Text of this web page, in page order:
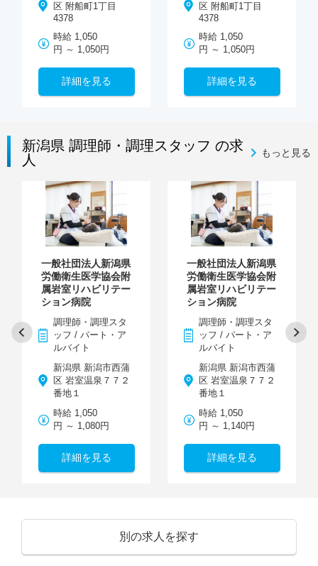
区 附船町1丁目
4378
時給 1,050
円 ～ 1,050円
詳細を見る
区 附船町1丁目
4378
時給 1,050
円 ～ 1,050円
詳細を見る
新潟県 調理師・調理スタッフ の求
人
もっと見る
一般社団法人新潟県
労働衛生医学協会附
属岩室リハビリテー
ション病院
調理師・調理スタ
ッフ / パート・ア
ルバイト
新潟県 新潟市西蒲
区 岩室温泉７７２
番地１
時給 1,050
円 ～ 1,080円
詳細を見る
一般社団法人新潟県
労働衛生医学協会附
属岩室リハビリテー
ション病院
調理師・調理スタ
ッフ / パート・ア
ルバイト
新潟県 新潟市西蒲
区 岩室温泉７７２
番地１
時給 1,050
円 ～ 1,140円
詳細を見る
別の求人を探す